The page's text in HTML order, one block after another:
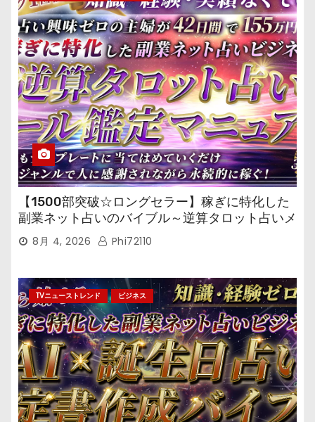
【1500部突破☆ロングセラー】稼ぎに特化した
副業ネット占いのバイブル～逆算タロット占いメ
ール鑑定マニュアル～
8月 4, 2026 Phi72110
TVニューストレンド ビジネス